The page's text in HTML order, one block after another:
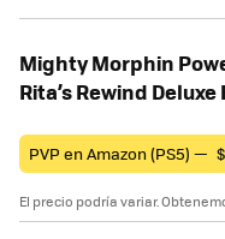
Mighty Morphin
Rita’s Rewind
PVP en Amazon (PS5) — $
El precio podría variar.